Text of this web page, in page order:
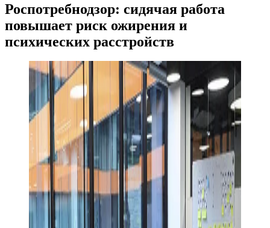
Роспотребнодзор: сидячая работа
повышает риск ожирения и
психических расстройств